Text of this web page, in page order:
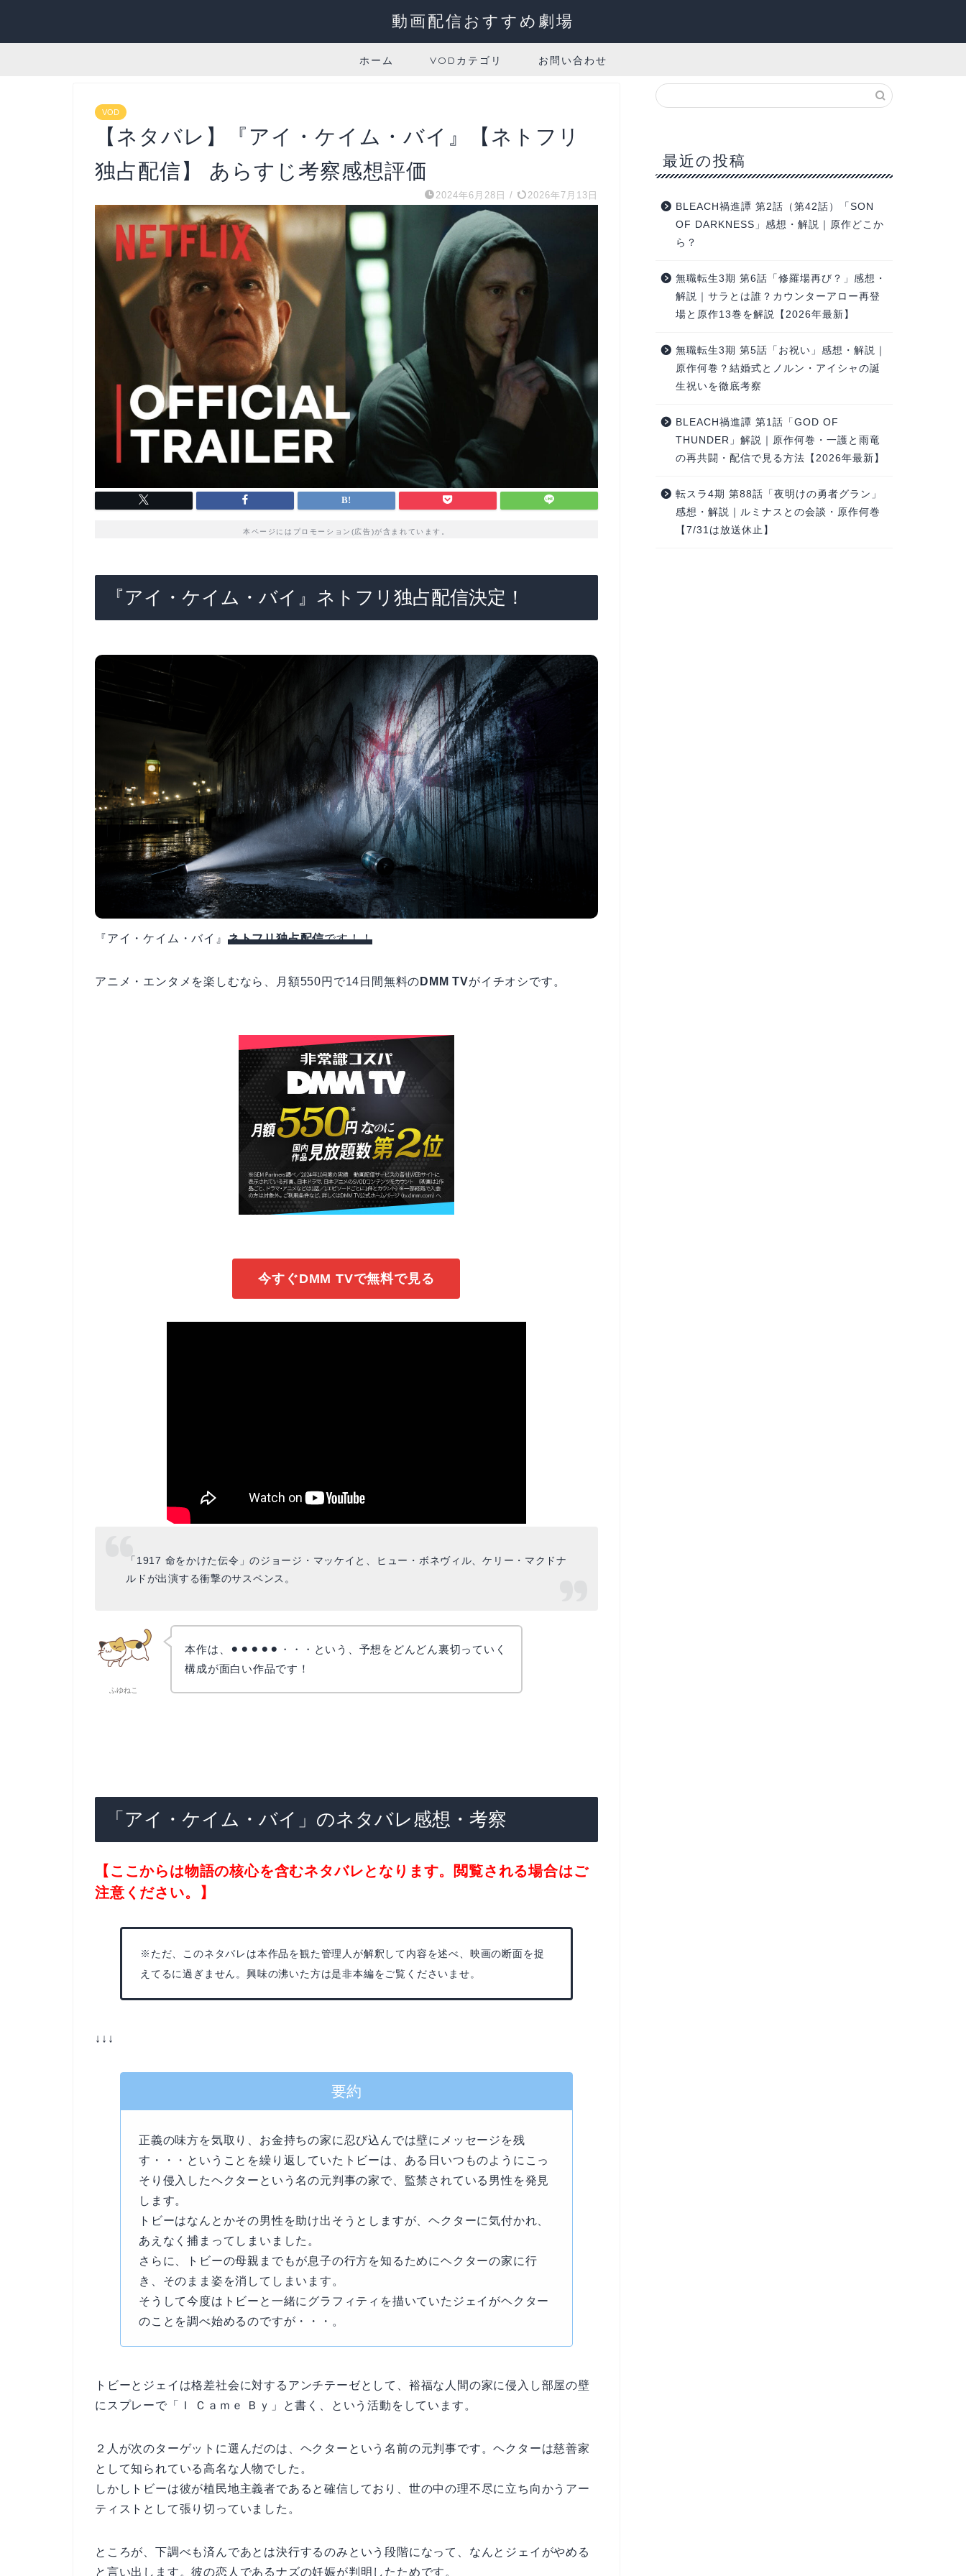
動画配信おすすめ劇場
ホーム VODカテゴリ お問い合わせ
VOD
【ネタバレ】『アイ・ケイム・バイ』【ネトフリ
独占配信】 あらすじ考察感想評価
2024年6月28日 / 2026年7月13日
本ページにはプロモーション(広告)が含まれています。
『アイ・ケイム・バイ』ネトフリ独占配信決定！
『アイ・ケイム・バイ』 ネトフリ独占配信です！！
アニメ・エンタメを楽しむなら、月額550円で14日間無料の DMM TVがイチオシです。
今すぐDMM TVで無料で見る
「1917 命をかけた伝令」のジョージ・マッケイと、ヒュー・ボネヴィル、ケリー・マクドナ
ルドが出演する衝撃のサスペンス。
ふゆねこ
本作は、⚫︎⚫︎⚫︎⚫︎⚫︎・・・という、予想をどんどん裏切っていく
構成が面白い作品です！
「アイ・ケイム・バイ」のネタバレ感想・考察
【ここからは物語の核心を含むネタバレとなります。閲覧される場合はご
注意ください。】
※ただ、このネタバレは本作品を観た管理人が解釈して内容を述べ、映画の断面を捉
えてるに過ぎません。興味の沸いた方は是非本編をご覧くださいませ。
↓↓↓
要約
正義の味方を気取り、お金持ちの家に忍び込んでは壁にメッセージを残
す・・・ということを繰り返していたトビーは、ある日いつものようにこっ
そり侵入したヘクターという名の元判事の家で、監禁されている男性を発見
します。
トビーはなんとかその男性を助け出そうとしますが、ヘクターに気付かれ、
あえなく捕まってしまいました。
さらに、トビーの母親までもが息子の行方を知るためにヘクターの家に行
き、そのまま姿を消してしまいます。
そうして今度はトビーと一緒にグラフィティを描いていたジェイがヘクター
のことを調べ始めるのですが・・・。
トビーとジェイは格差社会に対するアンチテーゼとして、裕福な人間の家に侵入し部屋の壁
にスプレーで「Ｉ Ｃａｍｅ Ｂｙ」と書く、という活動をしています。
２人が次のターゲットに選んだのは、ヘクターという名前の元判事です。ヘクターは慈善家
として知られている高名な人物でした。
しかしトビーは彼が植民地主義者であると確信しており、世の中の理不尽に立ち向かうアー
ティストとして張り切っていました。
ところが、下調べも済んであとは決行するのみという段階になって、なんとジェイがやめる
と言い出します。彼の恋人であるナズの妊娠が判明したためです。
最近の投稿
BLEACH禍進譚 第2話（第42話）「SON
OF DARKNESS」感想・解説｜原作どこか
ら？
無職転生3期 第6話「修羅場再び？」感想・
解説｜サラとは誰？カウンターアロー再登
場と原作13巻を解説【2026年最新】
無職転生3期 第5話「お祝い」感想・解説｜
原作何巻？結婚式とノルン・アイシャの誕
生祝いを徹底考察
BLEACH禍進譚 第1話「GOD OF
THUNDER」解説｜原作何巻・一護と雨竜
の再共闘・配信で見る方法【2026年最新】
転スラ4期 第88話「夜明けの勇者グラン」
感想・解説｜ルミナスとの会談・原作何巻
【7/31は放送休止】